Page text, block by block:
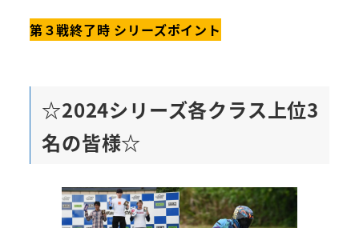
第３戦終了時 シリーズポイント
☆2024シリーズ各クラス上位3
名の皆様☆